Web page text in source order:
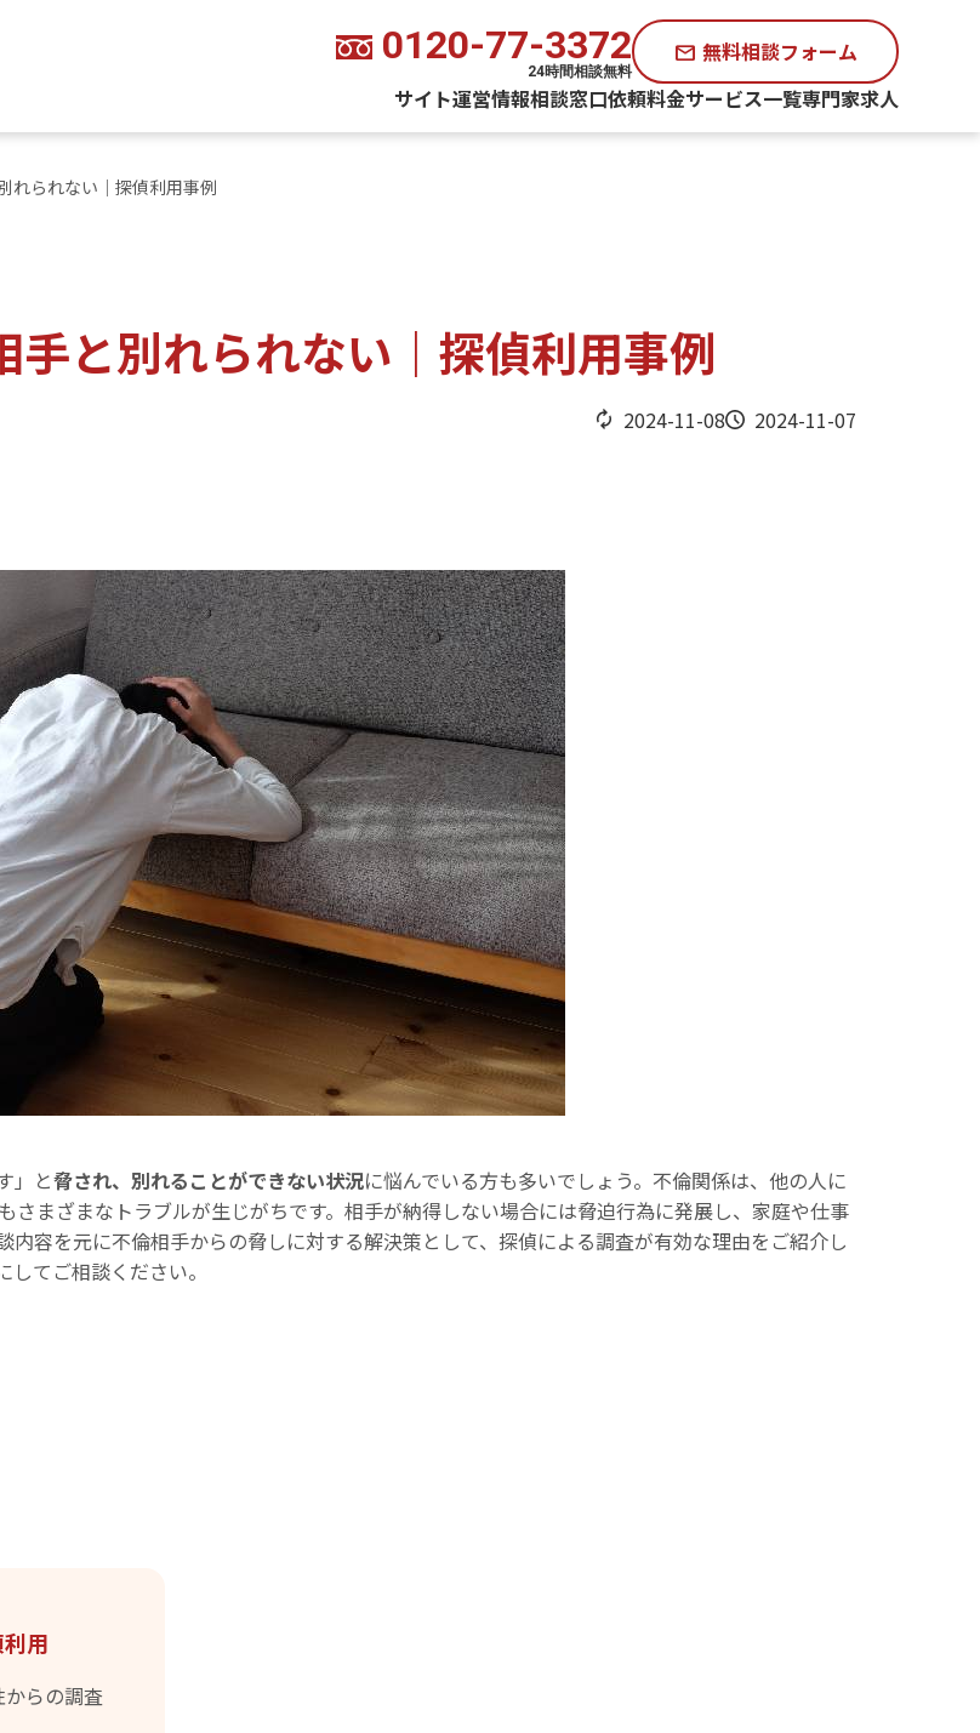
0120-77-3372
24時間相談無料
mail 無料相談フォーム
サイト運営情報相談窓口依頼料金サービス一覧専門家求人
れられない｜探偵利用事例
と別れられない｜探偵利用事例
2024-11-08 2024-11-07
」と脅され、別れることができない状況に悩んでいる方も多いでしょう。不倫関係は、他の人に
まざまなトラブルが生じがちです。相手が納得しない場合には脅迫行為に発展し、家庭や仕事
容を元に不倫相手からの脅しに対する解決策として、探偵による調査が有効な理由をご紹介し
てご相談ください。
用
らの調査